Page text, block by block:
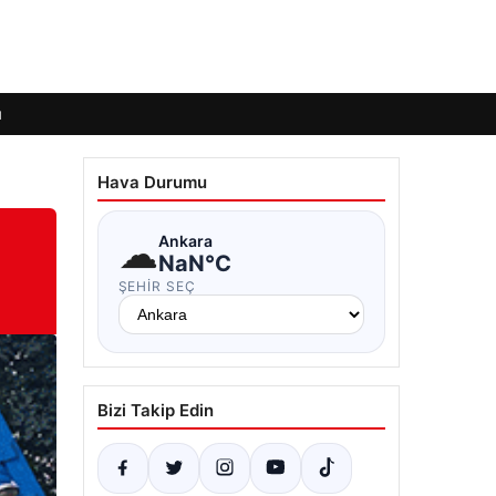
Hava Durumu
☁Ankara
NaN°C
ŞEHIR SEÇ
Bizi Takip Edin